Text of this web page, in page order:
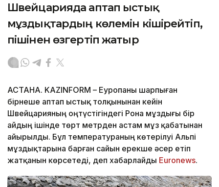
Швейцарияда аптап ыстық
мұздықтардың көлемін кішірейтіп,
пішінен өзгертіп жатыр
АСТАНА. KAZINFORM – Еуропаны шарпыған
бірнеше аптап ыстық толқынынан кейін
Швейцарияның оңтүстігіндегі Рона мұздығы бір
айдың ішінде төрт метрден астам мұз қабатынан
айырылды. Бұл температураның көтерілуі Альпі
мұздықтарына барған сайын ерекше әсер етіп
жатқанын көрсетеді, деп хабарлайды Еuronews.